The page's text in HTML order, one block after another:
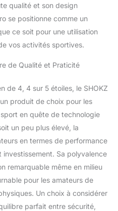
qualité et son design
se positionne comme un
ce soit pour une utilisation
vos activités sportives.
de Qualité et Praticité
de 4, 4 sur 5 étoiles, le SHOKZ
produit de choix pour les
en quête de technologie
un peu plus élevé, la
en termes de performance
Sa polyvalence
remarquable même en milieu
pour les amateurs de
Un choix à considérer
parfait entre sécurité,